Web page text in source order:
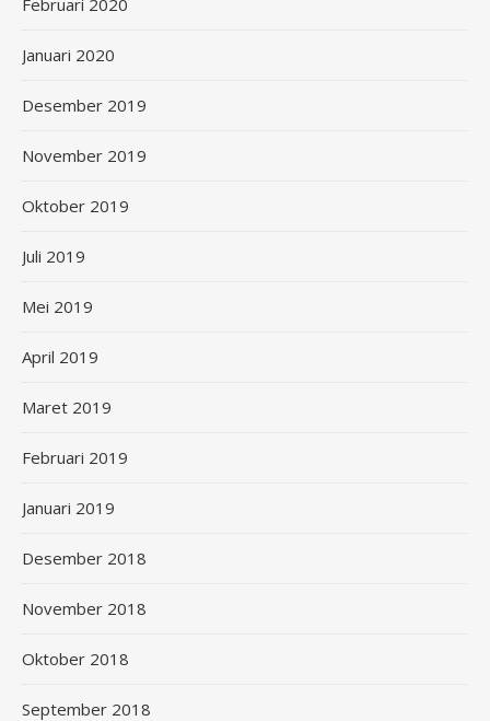
Januari 2020
Desember 2019
November 2019
Oktober 2019
Juli 2019
Mei 2019
April 2019
Maret 2019
Februari 2019
Januari 2019
Desember 2018
November 2018
Oktober 2018
September 2018